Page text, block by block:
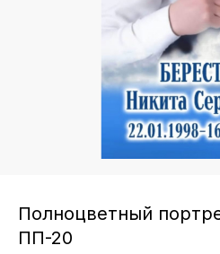
Полноцветный
ПП-20